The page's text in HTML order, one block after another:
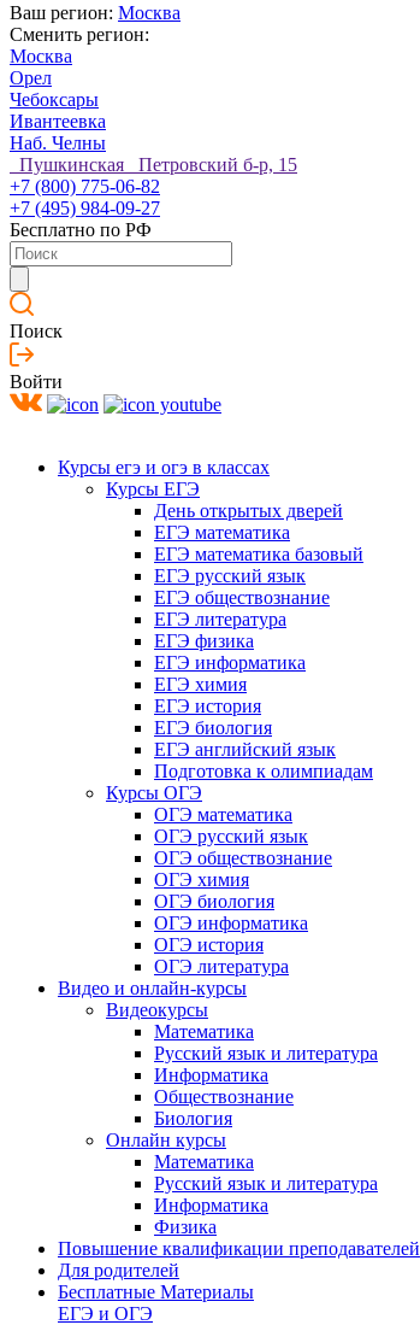
Ваш регион: Москва
Сменить регион:
Москва
Орел
Чебоксары
Ивантеевка
Наб. Челны
Пушкинская Петровский б-р, 15
+7 (800) 775-06-82
+7 (495) 984-09-27
Бесплатно по РФ
Поиск
Войти
Курсы егэ и огэ в классах
Курсы ЕГЭ
День открытых дверей
ЕГЭ математика
ЕГЭ математика базовый
ЕГЭ русский язык
ЕГЭ обществознание
ЕГЭ литература
ЕГЭ физика
ЕГЭ информатика
ЕГЭ химия
ЕГЭ история
ЕГЭ биология
ЕГЭ английский язык
Подготовка к олимпиадам
Курсы ОГЭ
ОГЭ математика
ОГЭ русский язык
ОГЭ обществознание
ОГЭ химия
ОГЭ биология
ОГЭ информатика
ОГЭ история
ОГЭ литература
Видео и онлайн-курсы
Видеокурсы
Математика
Русский язык и литература
Информатика
Обществознание
Биология
Онлайн курсы
Математика
Русский язык и литература
Информатика
Физика
Повышение квалификации преподавателей
Для родителей
Бесплатные Материалы
ЕГЭ и ОГЭ